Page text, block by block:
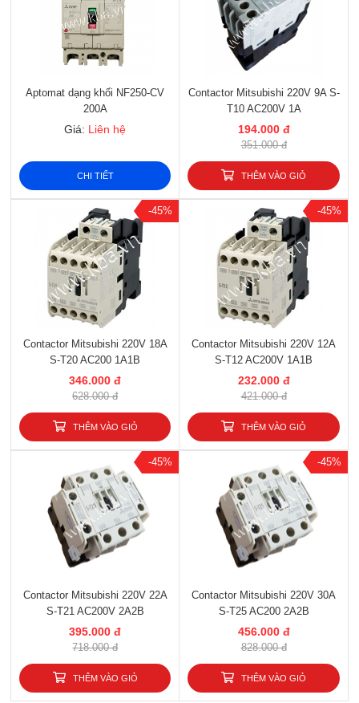
Aptomat dạng khối NF250-CV
200A
Giá: Liên hệ
CHI TIẾT
Contactor Mitsubishi 220V 9A S-
T10 AC200V 1A
194.000 đ
351.000 đ
THÊM VÀO GIỎ
-45%
Contactor Mitsubishi 220V 18A
S-T20 AC200 1A1B
346.000 đ
628.000 đ
THÊM VÀO GIỎ
-45%
Contactor Mitsubishi 220V 12A
S-T12 AC200V 1A1B
232.000 đ
421.000 đ
THÊM VÀO GIỎ
-45%
Contactor Mitsubishi 220V 22A
S-T21 AC200V 2A2B
395.000 đ
718.000 đ
THÊM VÀO GIỎ
-45%
Contactor Mitsubishi 220V 30A
S-T25 AC200 2A2B
456.000 đ
828.000 đ
THÊM VÀO GIỎ